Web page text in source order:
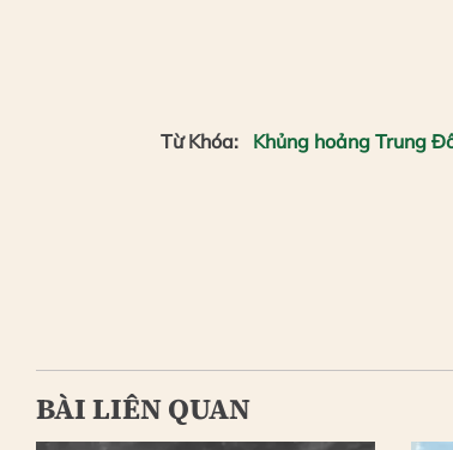
Từ Khóa: Khủng hoảng Trung
BÀI LIÊN QUAN